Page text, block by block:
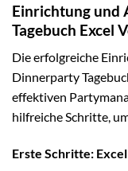
Einrichtung und
Tagebuch Excel
Die erfolgreiche
Dinnerparty
effektiven
hilfreiche Schritte,
Erste Schritte: